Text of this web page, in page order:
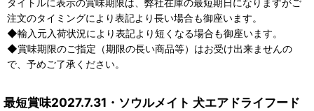
タイトルに表示の賞味期限は、弊社在庫の最短期日になりますがご
注文のタイミングにより表記より長い場合も御座います。
◆輸入元入荷状況により表記より短くなる場合も御座います。
◆賞味期限のご指定（期限の長い商品等）はお受け出来ませんの
で、予めご了承ください。
最短賞味2027.7.31・ソウルメイト 犬エアドライフード